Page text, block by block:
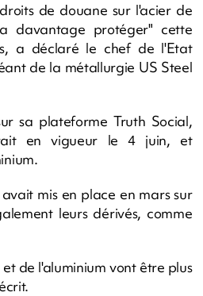
de douane sur l'acier de
davantage protéger" cette
a déclaré le chef de l'Etat
de la métallurgie US Steel
sa plateforme Truth Social,
en vigueur le 4 juin, et
mis en place en mars sur
leurs dérivés, comme
de l'aluminium vont être plus